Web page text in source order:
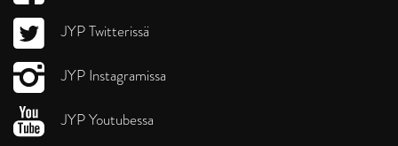
JYP Twitterissä
JYP Instagramissa
JYP Youtubessa